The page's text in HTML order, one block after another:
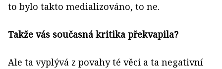
to bylo takto medializováno, to ne.
Takže vás současná kritika překvapila?
Ale ta vyplývá z povahy té věci a ta negativní